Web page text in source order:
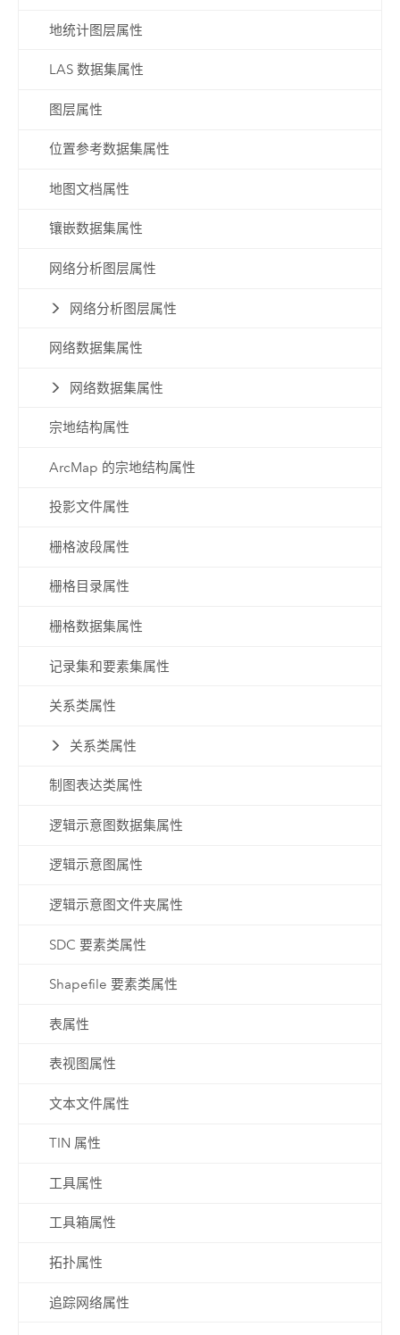
地统计图层属性
LAS 数据集属性
图层属性
位置参考数据集属性
地图文档属性
镶嵌数据集属性
网络分析图层属性
网络分析图层属性
网络数据集属性
网络数据集属性
宗地结构属性
ArcMap 的宗地结构属性
投影文件属性
栅格波段属性
栅格目录属性
栅格数据集属性
记录集和要素集属性
关系类属性
关系类属性
制图表达类属性
逻辑示意图数据集属性
逻辑示意图属性
逻辑示意图文件夹属性
SDC 要素类属性
Shapefile 要素类属性
表属性
表视图属性
文本文件属性
TIN 属性
工具属性
工具箱属性
拓扑属性
追踪网络属性